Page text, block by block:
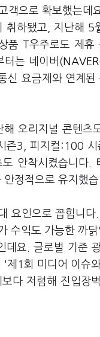
객으로 확보했는데
하됐고, 지난해 5
품 T우주로도 제
터는 네이버(
신 요금제와 연계
오리지널 콘텐츠
3, 피지컬:100
안착시켰습니다
정적으로 유지했습
요인으로 꼽힙니
수익도 가능한 까
요. 글로벌 기준
1회 미디어 이슈
다 저렴해 진입장